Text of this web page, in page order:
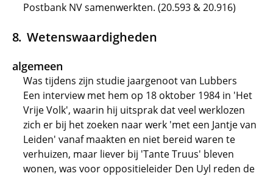
Postbank NV samenwerkten. (20.593 & 20.916)
Wetenswaardigheden
algemeen
Was tijdens zijn studie jaargenoot van Lubbers
Een interview met hem op 18 oktober 1984 in 'Het
Vrije Volk', waarin hij uitsprak dat veel werklozen
zich er bij het zoeken naar werk 'met een Jantje van
Leiden' vanaf maakten en niet bereid waren te
verhuizen, maar liever bij 'Tante Truus' bleven
wonen, was voor oppositieleider Den Uyl reden de